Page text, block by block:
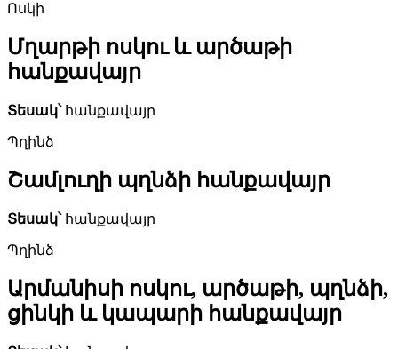
Ոսկի
Մղարթի ոսկու և արծաթի
հանքավայր
Տեսակ՝հանքավայր
Պղինձ
Շամլուղի պղնձի հանքավայր
Տեսակ՝հանքավայր
Պղինձ
Արմանիսի ոսկու, արծաթի, պղնձի,
ցինկի և կապարի հանքավայր